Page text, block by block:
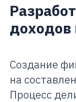
доходов
Создание
на
Процесс